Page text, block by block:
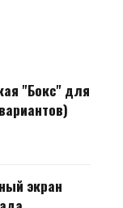
"Бокс" для
экран